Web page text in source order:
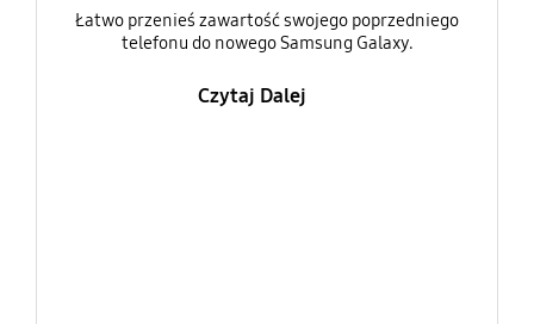
Łatwo przenieś zawartość swojego poprzedniego
telefonu do nowego Samsung Galaxy.
Czytaj Dalej